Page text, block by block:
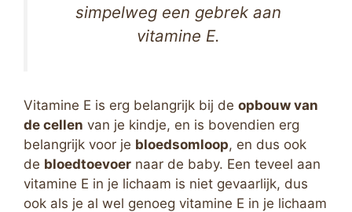
simpelweg een gebrek aan
vitamine E.
Vitamine E is erg belangrijk bij de opbouw van
de cellen van je kindje, en is bovendien erg
belangrijk voor je bloedsomloop, en dus ook
de bloedtoevoer naar de baby. Een teveel aan
vitamine E in je lichaam is niet gevaarlijk, dus
ook als je al wel genoeg vitamine E in je lichaam